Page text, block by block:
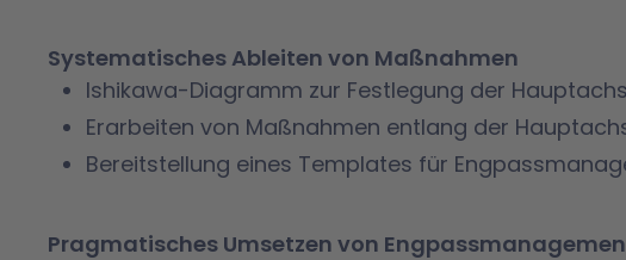
Systematisches Ableiten von Maßnahmen
Ishikawa-Diagramm zur Festlegung der
Erarbeiten von Maßnahmen entlang der
Bereitstellung eines Templates für
Pragmatisches Umsetzen von